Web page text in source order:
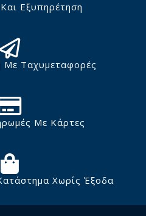
Εξυπηρέτηση
Με Ταχυμεταφορές
Με Κάρτες
Χωρίς Έξοδα